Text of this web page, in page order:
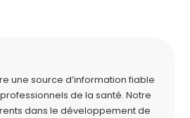
une source d’information fiable
de la santé. Notre
dans le développement de